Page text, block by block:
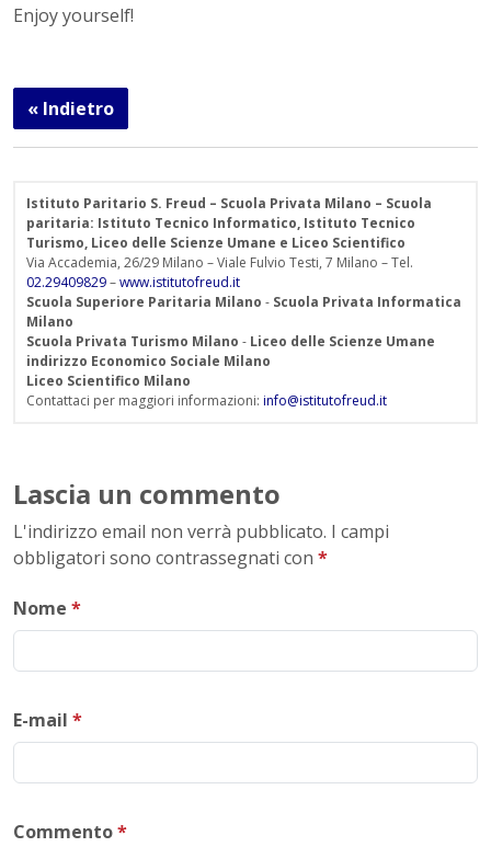
Enjoy yourself!
« Indietro
Istituto Paritario S. Freud – Scuola Privata Milano – Scuola
paritaria: Istituto Tecnico Informatico, Istituto Tecnico
Turismo, Liceo delle Scienze Umane e Liceo Scientifico
Via Accademia, 26/29 Milano – Viale Fulvio Testi, 7 Milano – Tel.
02.29409829–www.istitutofreud.it
Scuola Superiore Paritaria Milano - Scuola Privata Informatica
Milano
Scuola Privata Turismo Milano - Liceo delle Scienze Umane
indirizzo Economico Sociale Milano
Liceo Scientifico Milano
Contattaci per maggiori informazioni: info@istitutofreud.it
Lascia un commento
L'indirizzo email non verrà pubblicato. I campi
obbligatori sono contrassegnati con *
Nome *
E-mail *
Commento*